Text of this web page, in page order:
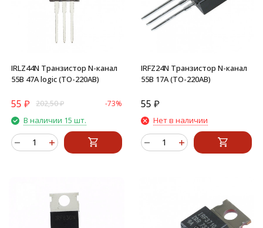
IRLZ44N Транзистор N-канал
55В 47А logic (TO-220AB)
55 ₽ 202,50₽ -73%
В наличии 15 шт.
IRFZ24N Транзистор N-канал
55В 17А (TO-220AB)
55 ₽
Нет в наличии